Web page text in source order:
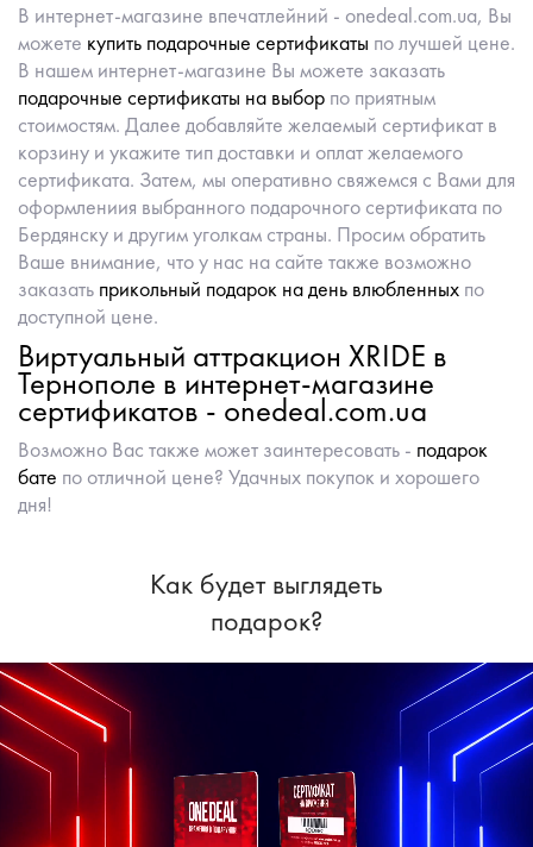
В интернет-магазине впечатлейний - onedeal.com.ua, Вы
можете купить подарочные сертификаты по лучшей цене.
В нашем интернет-магазине Вы можете заказать
подарочные сертификаты на выбор по приятным
стоимостям. Далее добавляйте желаемый сертификат в
корзину и укажите тип доставки и оплат желаемого
сертификата. Затем, мы оперативно свяжемся с Вами для
оформлениия выбранного подарочного сертификата по
Бердянску и другим уголкам страны. Просим обратить
Ваше внимание, что у нас на сайте также возможно
заказать прикольный подарок на день влюбленных по
доступной цене.
Виртуальный аттракцион XRIDE в
Тернополе в интернет-магазине
сертификатов - onedeal.com.ua
Возможно Вас также может заинтересовать - подарок
бате по отличной цене? Удачных покупок и хорошего
дня!
Как будет выглядеть
подарок?